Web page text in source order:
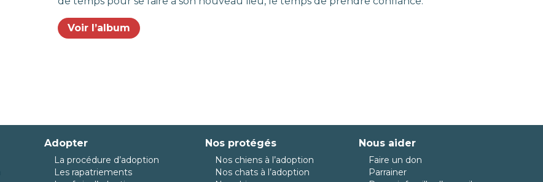
Voir l’album
Adopter
La procédure d’adoption
Les rapatriements
Nos protégés
Nos chiens à l’adoption
Nos chats à l’adoption
Nous aider
Faire un don
Parrainer